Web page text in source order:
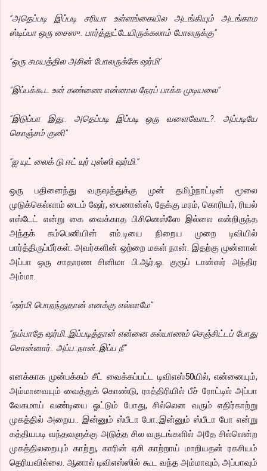
”அதெப்படி இப்படி சரியா உள்ளங்கையில அடங்கியும் அடங்காம
ஸ்டிப்பா ஒரு சைஸு.. பார்த்துட்டேயிருக்கலாம் போலருக்கு”
“ஒரு சமயத்தில அசின் போலருக்கே ஷர்மி’
”இப்பக்கூட உன் கண்ணை என்னால நேரப் பாக்க முடியலை”
“இடுப்பா இது.. அதெப்படி இப்படி ஒரு வளைவோட?. அப்படியே
கொஞ்சம் குனி”
“ஐ யுட் லைக் டு ஈட் யுர் புஸ்ஸி ஷர்மி.”
ஒரு பதினைந்து வருஷத்துக்கு முன் தமிழ்நாட்டின் மூலை
முடுக்கெல்லாம் டைம் ஷேர், பைனான்ஸ், தேக்கு மரம், கொரியர், ரியல்
எஸ்டேட் என்று கை வைக்காத பிசினெஸ்ஸே இல்லை என்றிருந்த
அந்தக் கம்பெனியின் எம்.டியை நிறைய முறை டிவியில்
பார்த்திருப்பீர்கள். அவர்களின் ஒற்றை மகள் நான். இதற்கு முன்னாள்
அப்பா ஒரு சாதாரண சினிமா பி.ஆர்.ஓ. குரூப் டான்ஸர் அந்திர
அம்மா.
”ஷர்மி பொறந்துதான் எனக்கு எல்லாமே”
“நம்பாதே ஷர்மி..இப்படித்தான் என்னை கல்யாணம் செஞ்சிட்டப் போது
சொன்னார்.. அப்ப..நான்..இப்ப நீ”
எனக்காக முன்பக்கம் சீட் வைக்கப்பட்ட டிவிஎஸ்50யில், என்னையும்,
அம்மாவையும் வைத்துக் கொண்டு, ராத்திரியில் பீச் ரோட்டில் அப்பா
வேகமாய் வண்டியை ஓட்டும் போது, சில்லென வரும் எதிர்காற்று
முகத்தில் அறைய.. இன்னும் ஸ்பீடா போ..இன்னும் ஸ்பீடா போ என்று
கத்தியபடி வந்தவளுக்கு அடுத்த சில வருடங்களில் அதே சில்லென்ற
முகத்திலறையும் காற்று, காரின் ஏசி காற்றாய் மாறியதன் ரகசியம்
தெரியவில்லை. ஆனால் டிவிஎஸ்ஸில் கூட வந்த அம்மாவும், அப்பாவும்